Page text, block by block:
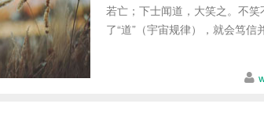
若亡；下士闻道，大笑之。不
了“道”（宇宙规律），就会笃